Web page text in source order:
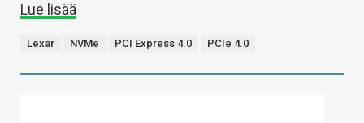
Lue lisää
Lexar NVMe PCI Express 4.0 PCIe 4.0